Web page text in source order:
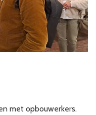
met opbouwerkers.